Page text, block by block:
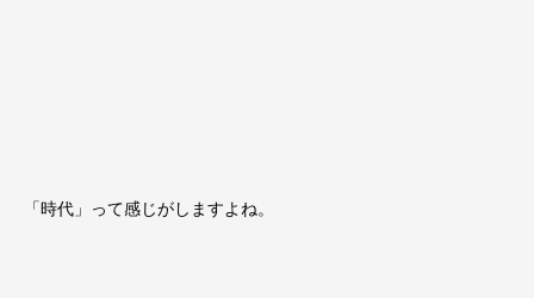
「時代」って感じがしますよね。